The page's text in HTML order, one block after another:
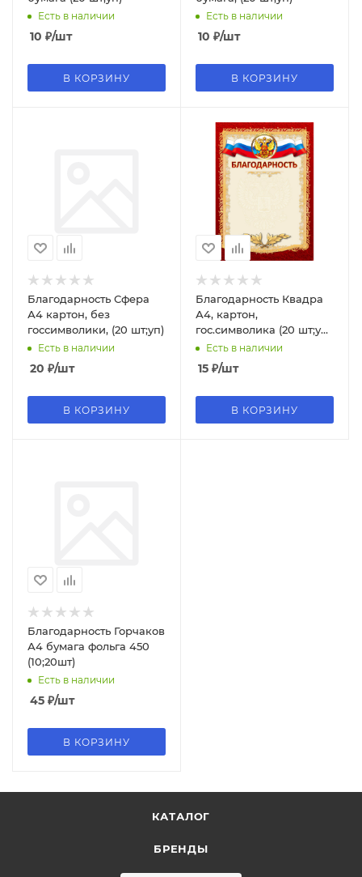
Есть в наличии
10 ₽/шт
В КОРЗИНУ
Есть в наличии
10 ₽/шт
В КОРЗИНУ
Благодарность Сфера
А4 картон, без
госсимволики, (20 шт;уп)
Есть в наличии
20 ₽/шт
В КОРЗИНУ
Благодарность Квадра
А4, картон,
гос.символика (20 шт;уп),
ассорти
Есть в наличии
15 ₽/шт
В КОРЗИНУ
Благодарность Горчаков
А4 бумага фольга 450
(10;20шт)
Есть в наличии
45 ₽/шт
В КОРЗИНУ
КАТАЛОГ
БРЕНДЫ